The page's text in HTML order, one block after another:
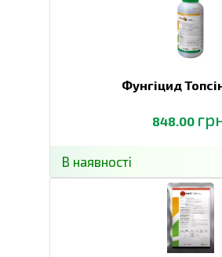
Фунгіцид
848.00
В наявності